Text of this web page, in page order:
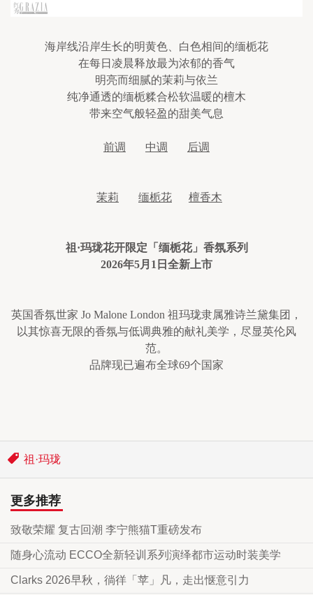
海岸线沿岸生长的明黄色、白色相间的缅栀花
在每日凌晨释放最为浓郁的香气
明亮而细腻的茉莉与依兰
纯净通透的缅栀糅合松软温暖的檀木
带来空气般轻盈的甜美气息
前调 中调 后调
茉莉 缅栀花 檀香木
祖·玛珑花开限定「缅栀花」香氛系列
2026年5月1日全新上市
英国香氛世家 Jo Malone London 祖玛珑隶属雅诗兰黛集团，
以其惊喜无限的香氛与低调典雅的献礼美学，尽显英伦风
范。
品牌现已遍布全球69个国家
祖·玛珑
更多推荐
致敬荣耀 复古回潮 李宁熊猫T重磅发布
随身心流动 ECCO全新轻训系列演绎都市运动时装美学
Clarks 2026早秋，徜徉「苹」凡，走出惬意引力